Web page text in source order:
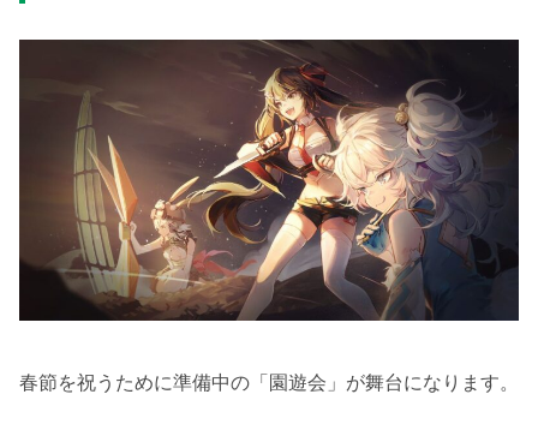
春節を祝うために準備中の「園遊会」が舞台になります。